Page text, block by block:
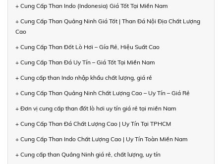
+ Cung Cấp Than Indo (Indonesia) Giá Tốt Tại Miền Nam
+ Cung Cấp Than Quảng Ninh Giá Tốt | Than Đá Nội Địa Chất Lượng
Cao
+ Cung Cấp Than Đốt Lò Hơi – Gía Rẻ, Hiệu Suất Cao
+ Cung Cấp Than Đá Uy Tín – Giá Tốt Tại Miền Nam
+ Cung cấp than Indo nhập khẩu chất lượng, giá rẻ
+ Cung Cấp Than Quảng Ninh Chất Lượng Cao – Uy Tín – Giá Rẻ
+ Đơn vị cung cấp than đốt lò hơi uy tín giá rẻ tại miền Nam
+ Cung Cấp Than Đá Chất Lượng Cao | Uy Tín Tại TPHCM
+ Cung Cấp Than Indo Chất Lượng Cao | Uy Tín Toàn Miền Nam
+ Cung cấp than Quảng Ninh giá rẻ, chất lượng, uy tín